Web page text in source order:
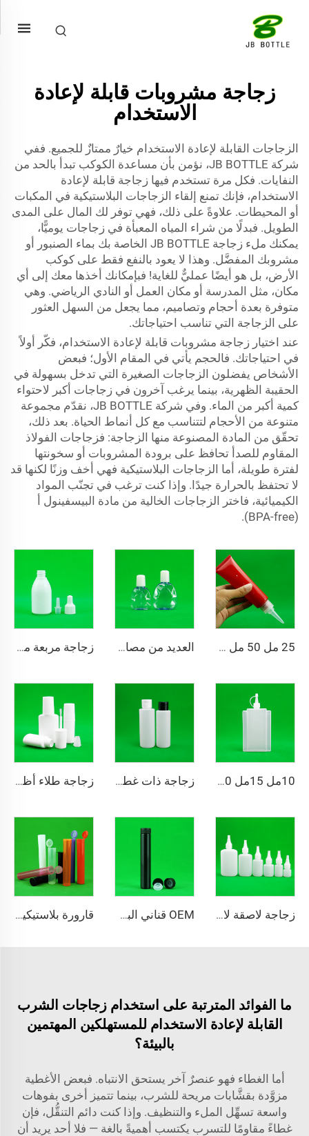
زجاجة مشروبات قابلة لإعادة
الاستخدام
الزجاجات القابلة لإعادة الاستخدام خيارٌ ممتازٌ للجميع. ففي
شركة JB BOTTLE، نؤمن بأن مساعدة الكوكب تبدأ بالحد من
النفايات. فكل مرة تستخدم فيها زجاجة قابلة لإعادة
الاستخدام، فإنك تمنع إلقاء الزجاجات البلاستيكية في المكبات
أو المحيطات. علاوةً على ذلك، فهي توفر لك المال على المدى
الطويل. فبدلًا من شراء المياه المعبأة في زجاجات يوميًّا،
يمكنك ملء زجاجة JB BOTTLE الخاصة بك بماء الصنبور أو
مشروبك المفضَّل. وهذا لا يعود بالنفع فقط على كوكب
الأرض، بل هو أيضًا عمليٌّ للغاية! فبإمكانك أخذها معك إلى أي
مكان، مثل المدرسة أو مكان العمل أو النادي الرياضي. وهي
متوفرة بعدة أحجام وتصاميم، مما يجعل من السهل العثور
على الزجاجة التي تناسب احتياجاتك.
عند اختيار زجاجة مشروبات قابلة لإعادة الاستخدام، فكّر أولاً
في احتياجاتك. فالحجم يأتي في المقام الأول؛ فبعض
الأشخاص يفضلون الزجاجات الصغيرة التي تدخل بسهولة في
الحقيبة الظهرية، بينما يرغب آخرون في زجاجات أكبر لاحتواء
كمية أكبر من الماء. وفي شركة JB BOTTLE، نقدّم مجموعة
متنوعة من الأحجام لتتناسب مع كل أنماط الحياة. بعد ذلك،
تحقّق من المادة المصنوعة منها الزجاجة: فزجاجات الفولاذ
المقاوم للصدأ تحافظ على برودة المشروبات أو سخونتها
لفترة طويلة، أما الزجاجات البلاستيكية فهي أخف وزنًا لكنها قد
لا تحتفظ بالحرارة جيدًا. وإذا كنت ترغب في تجنّب المواد
الكيميائية، فاختر الزجاجات الخالية من مادة البيسفينول أ
(BPA-free).
25 مل 50 مل 250 مل HDPE بلاستيكي مسطح زجاجة لاصقة انابيروبية العديد من مصانع الأسهم بيع قطرات العين زجاجة PE زجاجة بلاستيكية فارغة الزيت الأساسي زجاجة قطرات بلاستيكية زجاجة مربعة مسطحة من البولي إيثيلين عالية الكثافة مخصصة بسعة 15 مل للبيع بالجملة مع غطاء لولبي، مستحضرات تجميل، شامبو، خيارات مضخة متنوعة متاحة
10مل 15مل 20مل 30مل 50مل 3مل 3.5مل 5مل 6مل زجاجة زيت بلاستيكية زجاجة ذات غطاء لولبي بطباعة الشاشة بحجم 30 مل و60 مل و100 مل و120 مل و250 مل و500 مل زجاجة طلاء أظافر غير لامعة بيضاء مع فرشاة 15 مل قطارة مجانية من مادة البولي إيثيلين منخفض الكثافة زجاجة بنزين بلاستيكية كيميائية من مادة البولي إيثيلين عالي الكثافة مع فوهة صناعة التجميل
زجاجة لاصقة لاهوائية من البولي إيثيلين سعة 20 مل، زجاجة أنبوب غراء الأشعة فوق البنفسجية من البلاستيك الأحمر OEM قناني البوب توب عبارة عن علب زجاجات مضادة للرائحة PP بلاستيك 6Dram Squeeze Pill Pop Top Bottle قارورة بلاستيكية ذات غطاء قابل للفتح أغطية ذات غطاء قابل للفتح أوعية وبرطمانات ضغط وحاوية وقارورة وزجاجة
ما الفوائد المترتبة على استخدام زجاجات الشرب
القابلة لإعادة الاستخدام للمستهلكين المهتمين
بالبيئة؟
أما الغطاء فهو عنصرٌ آخر يستحق الانتباه. فبعض الأغطية
مزوَّدة بقشَّابات مريحة للشرب، بينما تتميز أخرى بفوهات
واسعة تسهِّل الملء والتنظيف. وإذا كنت دائم التنقُّل، فإن
غطاءً مقاومًا للتسرب يكتسب أهميةً بالغة — فلا أحد يريد أن